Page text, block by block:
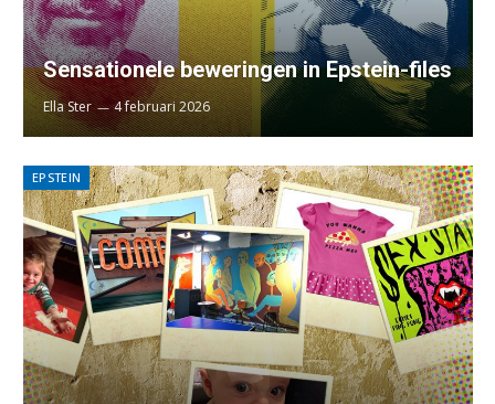
Sensationele beweringen in Epstein-files
Ella Ster 4 februari 2026
EPSTEIN